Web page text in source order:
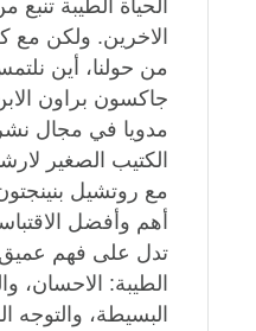
الحياة الطيبة تنبع
الاخرين. ولكن مع
من حولنا، أين
جاكسون براون
مدويا في مجال
الكتيب الصغير
مع روتشيل
أهم وأفضل
تدل على فهم
الطيبة: الاحسان،
البسيطة، والتوجه